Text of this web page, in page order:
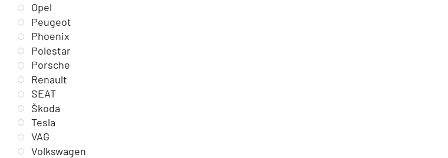
Opel
Peugeot
Phoenix
Polestar
Porsche
Renault
SEAT
Škoda
Tesla
VAG
Volkswagen